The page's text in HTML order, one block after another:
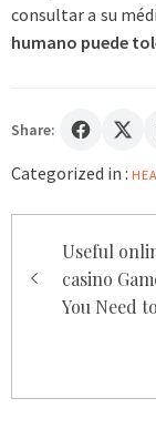
consultar a su
humano puede
Share:
Categorized in :
navigation
Useful
casino
You Need